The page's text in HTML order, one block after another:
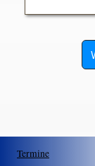
Termine